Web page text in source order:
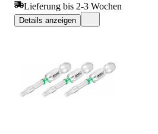
Lieferung bis 2-3 Wochen
Details anzeigen